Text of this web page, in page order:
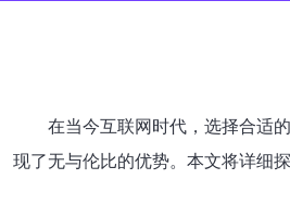
在当今互联网时代，选择合适
现了无与伦比的优势。本文将详细